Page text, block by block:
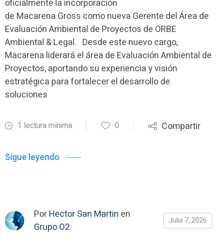
oficialmente la incorporación
de Macarena Gross como nueva Gerente del Área de
Evaluación Ambiental de Proyectos de ORBE
Ambiental & Legal. Desde este nuevo cargo,
Macarena liderará el área de Evaluación Ambiental de
Proyectos, aportando su experiencia y visión
estratégica para fortalecer el desarrollo de
soluciones
1 lectura mínima 0 Compartir
Sigue leyendo
PorHector San Martin en
Grupo O2
Julio 7, 2026